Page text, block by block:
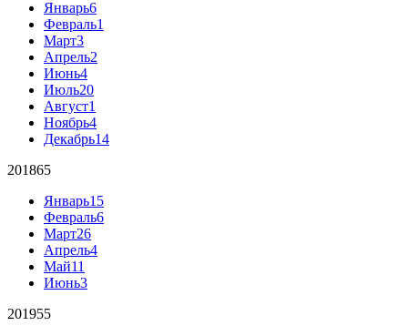
Январь6
Февраль1
Март3
Апрель2
Июнь4
Июль20
Август1
Ноябрь4
Декабрь14
201865
Январь15
Февраль6
Март26
Апрель4
Май11
Июнь3
201955